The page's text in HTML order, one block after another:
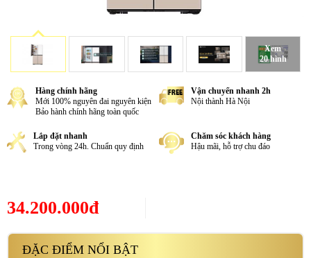
Xem
20 hình
Hàng chính hãng
Mới 100% nguyên đai nguyên kiện
Bảo hành chính hãng toàn quốc
Vận chuyển nhanh 2h
Nội thành Hà Nội
Lắp đặt nhanh
Trong vòng 24h. Chuẩn quy định
Chăm sóc khách hàng
Hậu mãi, hỗ trợ chu đáo
34.200.000đ
ĐẶC ĐIỂM NỔI BẬT